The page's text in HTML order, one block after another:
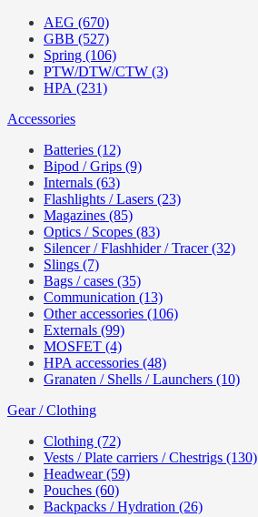
AEG (670)
GBB (527)
Spring (106)
PTW/DTW/CTW (3)
HPA (231)
Accessories
Batteries (12)
Bipod / Grips (9)
Internals (63)
Flashlights / Lasers (23)
Magazines (85)
Optics / Scopes (83)
Silencer / Flashhider / Tracer (32)
Slings (7)
Bags / cases (35)
Communication (13)
Other accessories (106)
Externals (99)
MOSFET (4)
HPA accessories (48)
Granaten / Shells / Launchers (10)
Gear / Clothing
Clothing (72)
Vests / Plate carriers / Chestrigs (130)
Headwear (59)
Pouches (60)
Backpacks / Hydration (26)